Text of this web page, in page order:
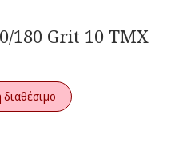
180 Grit 10 TMX